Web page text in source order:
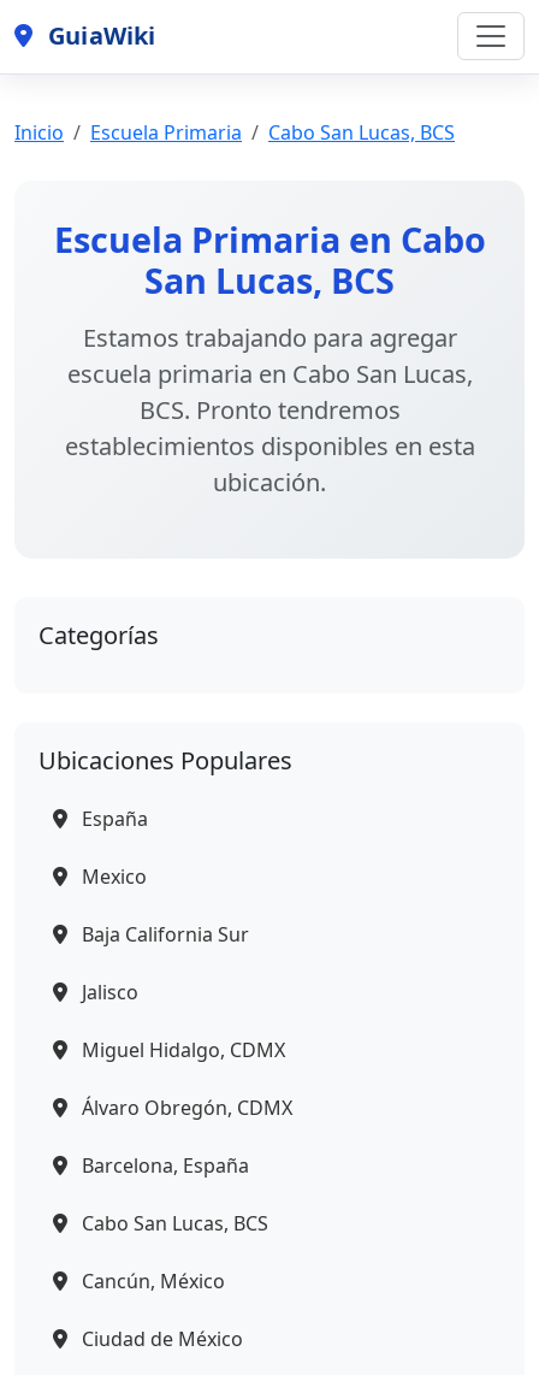
GuiaWiki
Inicio Escuela Primaria Cabo San Lucas, BCS
Escuela Primaria en Cabo
San Lucas, BCS
Estamos trabajando para agregar
escuela primaria en Cabo San Lucas,
BCS. Pronto tendremos
establecimientos disponibles en esta
ubicación.
Categorías
Ubicaciones Populares
España
Mexico
Baja California Sur
Jalisco
Miguel Hidalgo, CDMX
Álvaro Obregón, CDMX
Barcelona, España
Cabo San Lucas, BCS
Cancún, México
Ciudad de México